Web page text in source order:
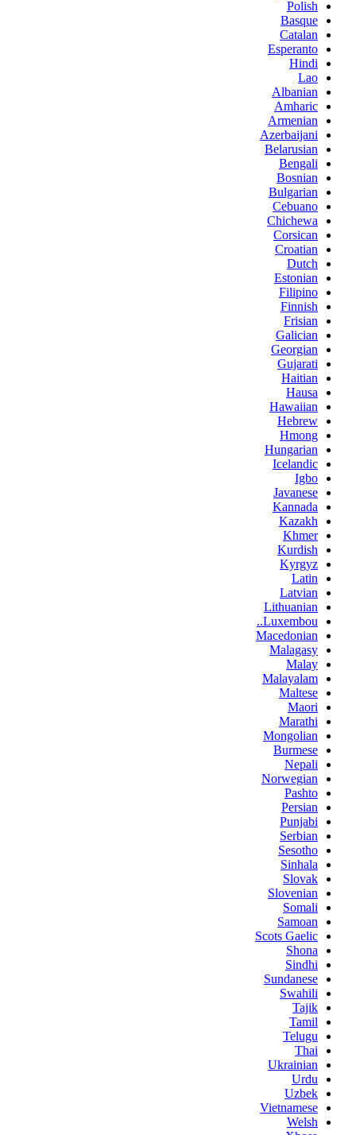
Polish
Basque
Catalan
Esperanto
Hindi
Lao
Albanian
Amharic
Armenian
Azerbaijani
Belarusian
Bengali
Bosnian
Bulgarian
Cebuano
Chichewa
Corsican
Croatian
Dutch
Estonian
Filipino
Finnish
Frisian
Galician
Georgian
Gujarati
Haitian
Hausa
Hawaiian
Hebrew
Hmong
Hungarian
Icelandic
Igbo
Javanese
Kannada
Kazakh
Khmer
Kurdish
Kyrgyz
Latin
Latvian
Lithuanian
Luxembou..
Macedonian
Malagasy
Malay
Malayalam
Maltese
Maori
Marathi
Mongolian
Burmese
Nepali
Norwegian
Pashto
Persian
Punjabi
Serbian
Sesotho
Sinhala
Slovak
Slovenian
Somali
Samoan
Scots Gaelic
Shona
Sindhi
Sundanese
Swahili
Tajik
Tamil
Telugu
Thai
Ukrainian
Urdu
Uzbek
Vietnamese
Welsh